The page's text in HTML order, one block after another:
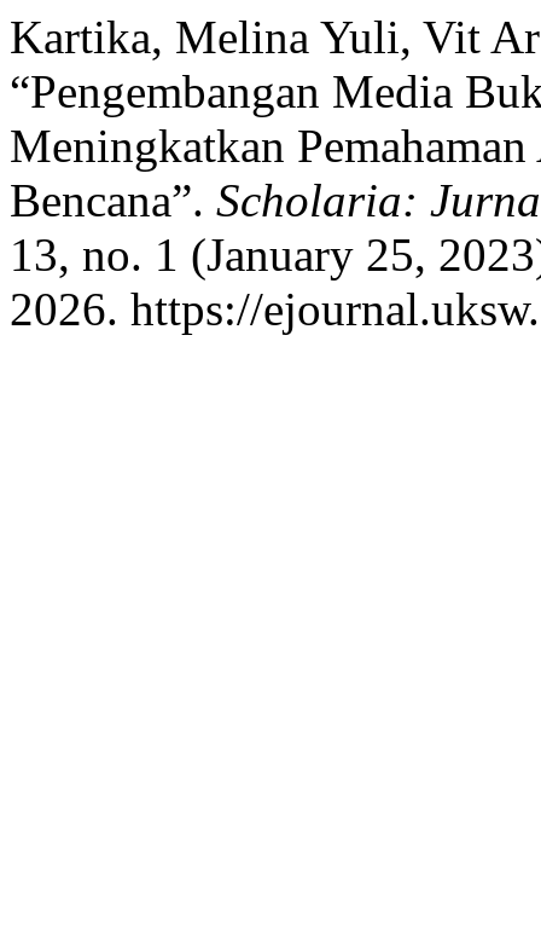
Kartika, Melina Yuli, Vit
“Pengembangan Media
Meningkatkan
Bencana”. Scholaria:
13, no. 1 (January 25,
2026. https://